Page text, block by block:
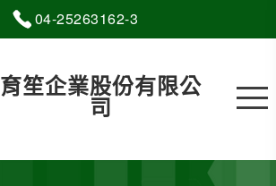
04-25263162-3
育笙企業股份有限公
司